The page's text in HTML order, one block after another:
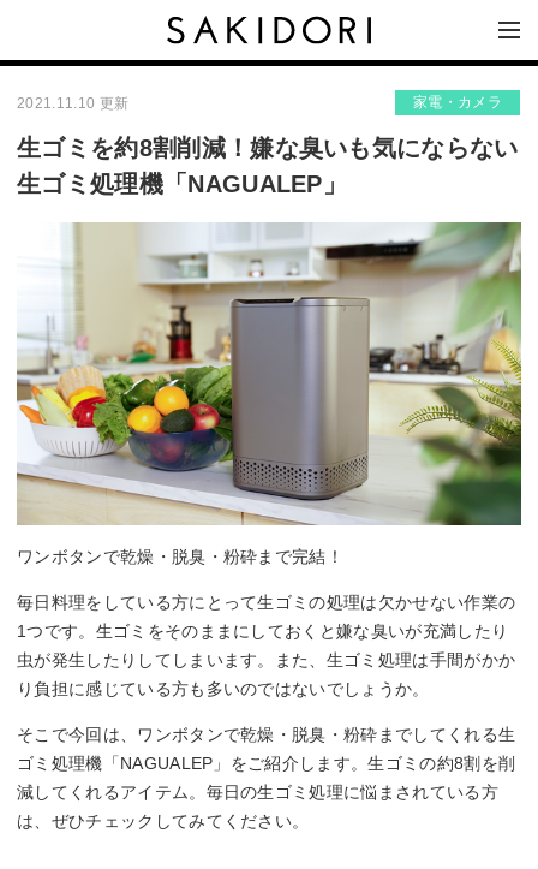
2021.11.10 更新 家電・カメラ
生ゴミを約8割削減！嫌な臭いも気にならない
生ゴミ処理機「NAGUALEP」
ワンボタンで乾燥・脱臭・粉砕まで完結！
毎日料理をしている方にとって生ゴミの処理は欠かせない作業の
1つです。生ゴミをそのままにしておくと嫌な臭いが充満したり
虫が発生したりしてしまいます。また、生ゴミ処理は手間がかか
り負担に感じている方も多いのではないでしょうか。
そこで今回は、ワンボタンで乾燥・脱臭・粉砕までしてくれる生
ゴミ処理機「NAGUALEP」をご紹介します。生ゴミの約8割を削
減してくれるアイテム。毎日の生ゴミ処理に悩まされている方
は、ぜひチェックしてみてください。